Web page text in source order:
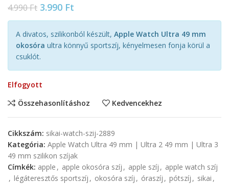
4.990Ft 3.990 Ft
A divatos, szilikonból készült, Apple Watch Ultra 49 mm
okosóra ultra könnyű sportszíj, kényelmesen fonja körül a
csuklót.
Elfogyott
Összehasonlításhoz
Kedvencekhez
Cikkszám: sikai-watch-szij-2889
Kategória: Apple Watch Ultra 49 mm | Ultra 2 49 mm | Ultra 3
49 mm szilikon szíjak
Címkék: apple , apple okosóra szíj , apple szíj , apple watch szíj
, légáteresztős sportszíj , okosóra szíj , óraszíj , pótszíj , sikai ,